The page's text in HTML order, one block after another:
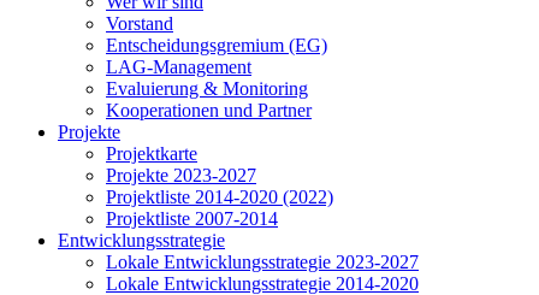
Vorstand
Entscheidungsgremium (EG)
LAG-Management
Evaluierung & Monitoring
Kooperationen und Partner
Projekte
Projektkarte
Projekte 2023-2027
Projektliste 2014-2020 (2022)
Projektliste 2007-2014
Entwicklungsstrategie
Lokale Entwicklungsstrategie 2023-2027
Lokale Entwicklungsstrategie 2014-2020